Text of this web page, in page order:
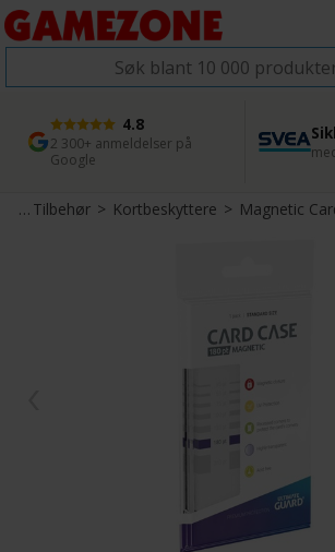
4.8
2 300+ anmeldelser på
Google
1 dags levering
Bestill innen kl. 12
45
Enkel
>Tilbehør> Kortbeskyttere> Magnetic